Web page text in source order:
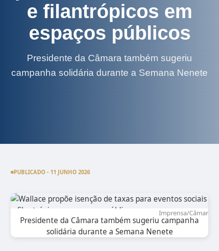
e filantrópicos em
espaços públicos
Presidente da Câmara também sugeriu
campanha solidária durante a Semana Nenete
PUBLICADO - 11 JUNHO 2026
Imprensa/Câmara
Presidente da Câmara também sugeriu campanha
solidária durante a Semana Nenete